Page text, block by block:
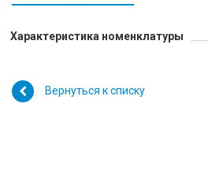
Характеристика номенклатуры
Вернуться к списку